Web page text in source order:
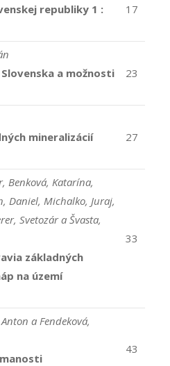
republiky 1 :
17
a možnosti
23
mineralizácií
27
Benková, Katarína,
Daniel, Michalko, Juraj,
Svetozár a Švasta,
základných
na území
33
a Fendeková,
43